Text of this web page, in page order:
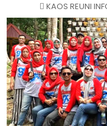
KAOS REUNI